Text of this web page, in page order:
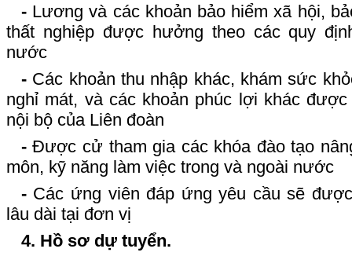
- Lương và các khoản bảo hiểm xã hội,
thất nghiệp được hưởng theo các quy
nước
-Các khoản thu nhập khác, khám sức
nghỉ mát, và các khoản phúc lợi khác
nội bộ của Liên đoàn
-Được cử tham gia các khóa đào tạo
môn, kỹ năng làm việc trong và ngoài nước
-Các ứng viên đáp ứng yêu cầu sẽ
lâu dài tại đơn vị
4. Hồ sơ dự tuyển.